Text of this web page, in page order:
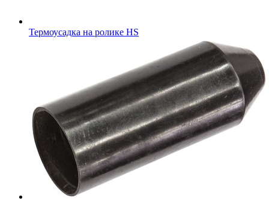
Термоусадка на ролике HS